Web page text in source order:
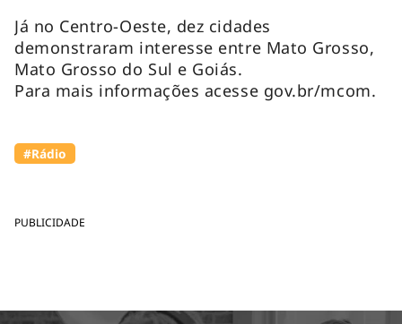
PUBLICIDADE
Já no Centro-Oeste, dez cidades
demonstraram interesse entre Mato Grosso,
Mato Grosso do Sul e Goiás.
Para mais informações acesse gov.br/mcom.
#Rádio